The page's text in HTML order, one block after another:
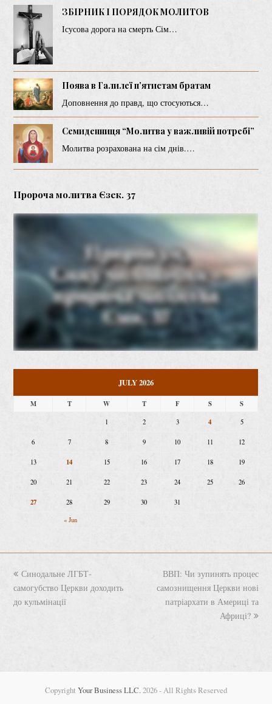
ЗБІРНИК І ПОРЯДОК МОЛИТОВ
Ісусова дорога на смерть Сім…
Поява в Галилеї п’ятистам братам
Доповнення до правд, що стосуються…
Семиденниця “Молитва у важливій потребі”
Молитва розрахована на сім днів.…
Пророча молитва Єзек. 37
JULY 2026
M T W T F S S
« Jun
1 2 3 4 5
6 7 8 9 10 11 12
13 14 15 16 17 18 19
20 21 22 23 24 25 26
27 28 29 30 31
previous
post:
Синодальне ЛГБТ-
самогубство Церкви доходить
до кульмінації
next
post:
ВВП: Чи зупинять процес
самознищення Церкви нові
патріархати в Америці та
Африці?
Copyright Your Business LLC.2026 - All Rights Reserved